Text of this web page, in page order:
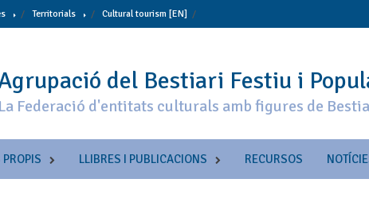
Territorials Cultural tourism [EN]
del Bestiari Festiu i
La Federació d'entitats culturals amb figures de
PROPIS LLIBRES I PUBLICACIONS RECURSOS